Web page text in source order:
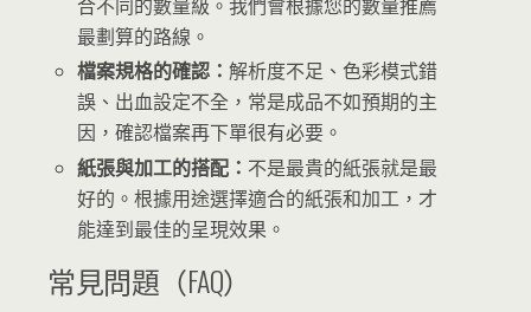
合不同的數量級。我們會根據您的數量推薦
最劃算的路線。
檔案規格的確認：解析度不足、色彩模式錯
誤、出血設定不全，常是成品不如預期的主
因，確認檔案再下單很有必要。
紙張與加工的搭配： 不是最貴的紙張就是最
好的。根據用途選擇適合的紙張和加工，才
能達到最佳的呈現效果。
常見問題（FAQ）